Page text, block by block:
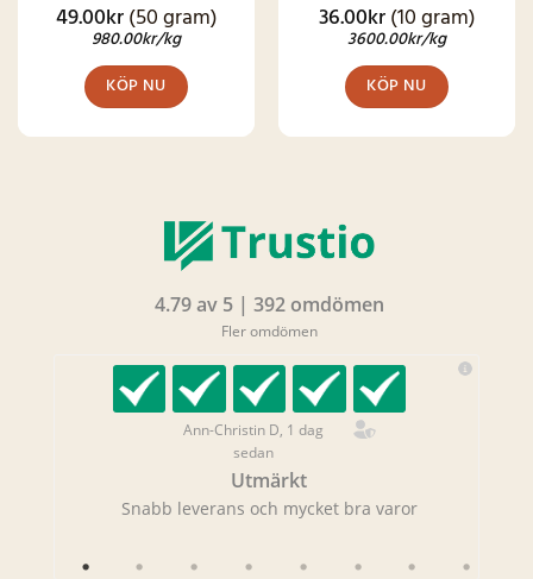
Betygsatt
4.62av 5
49.00kr(50 gram)
980.00kr/kg
KÖP NU
Betygsatt
4.92av 5
36.00kr(10 gram)
3600.00kr/kg
KÖP NU
4.79 av 5 | 392 omdömen
Fler omdömen
Ann-Christin D, 1 dag
sedan
Utmärkt
Snabb leverans och mycket bra varor